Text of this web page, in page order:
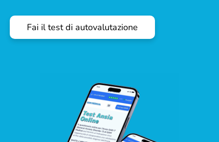
Fai il test di autovalutazione